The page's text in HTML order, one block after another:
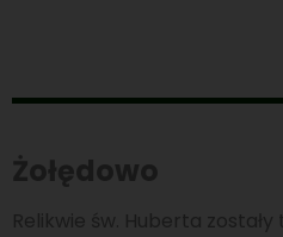
Relikwie św. Huberta